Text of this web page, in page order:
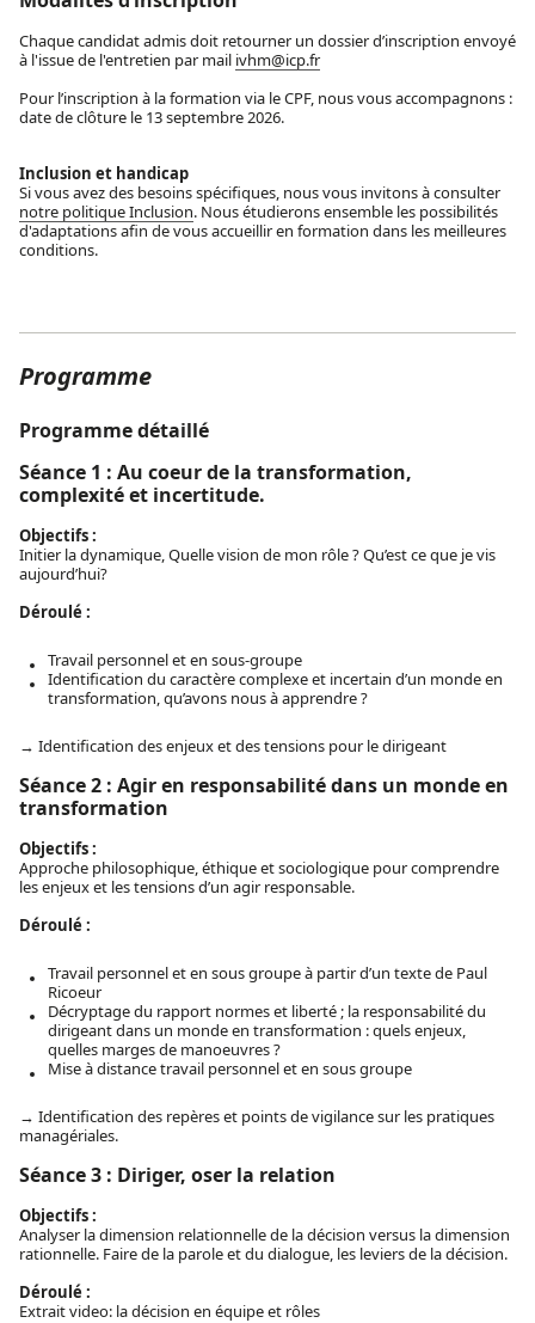
Chaque candidat admis doit retourner un dossier d’inscription envoyé
à l'issue de l'entretien par mail ivhm@icp.fr
Pour l’inscription à la formation via le CPF, nous vous accompagnons :
date de clôture le 13 septembre 2026.
Inclusion et handicap
Si vous avez des besoins spécifiques, nous vous invitons à consulter
notre politique Inclusion. Nous étudierons ensemble les possibilités
d'adaptations afin de vous accueillir en formation dans les meilleures
conditions.
Programme
Programme détaillé
Séance 1 : Au coeur de la transformation,
complexité et incertitude.
Objectifs :
Initier la dynamique, Quelle vision de mon rôle ? Qu’est ce que je vis
aujourd’hui?
Déroulé :
Travail personnel et en sous-groupe
Identification du caractère complexe et incertain d’un monde en
transformation, qu’avons nous à apprendre ?
→ Identification des enjeux et des tensions pour le dirigeant
Séance 2 : Agir en responsabilité dans un monde en
transformation
Objectifs :
Approche philosophique, éthique et sociologique pour comprendre
les enjeux et les tensions d’un agir responsable.
Déroulé :
Travail personnel et en sous groupe à partir d’un texte de Paul
Ricoeur
Décryptage du rapport normes et liberté ; la responsabilité du
dirigeant dans un monde en transformation : quels enjeux,
quelles marges de manoeuvres ?
Mise à distance travail personnel et en sous groupe
→ Identification des repères et points de vigilance sur les pratiques
managériales.
Séance 3 : Diriger, oser la relation
Objectifs :
Analyser la dimension relationnelle de la décision versus la dimension
rationnelle. Faire de la parole et du dialogue, les leviers de la décision.
Déroulé :
Extrait video: la décision en équipe et rôles